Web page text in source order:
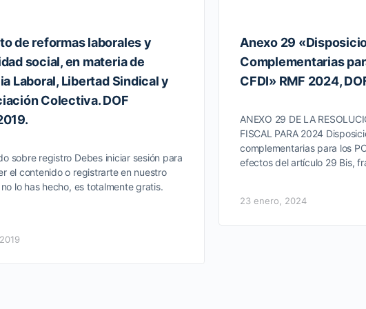
de reformas laborales y
social, en materia de
Laboral, Libertad Sindical y
Colectiva. DOF
sobre registro Debes iniciar sesión para
el contenido o registrarte en nuestro
lo has hecho, es totalmente gratis.
Anexo 29
Complementarias
CFDI» RMF 2024,
ANEXO 29 DE LA
FISCAL PARA 2024
complementarias para los
efectos del artículo 29 Bis,
23 enero, 2024